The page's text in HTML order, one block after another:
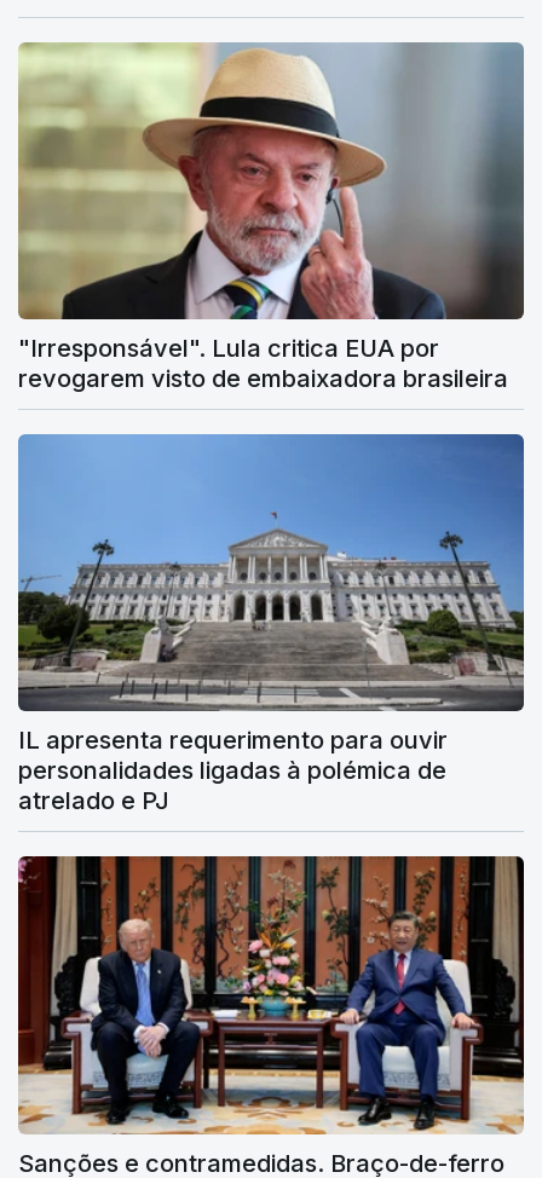
"Irresponsável". Lula critica EUA por
revogarem visto de embaixadora brasileira
IL apresenta requerimento para ouvir
personalidades ligadas à polémica de
atrelado e PJ
Sanções e contramedidas. Braço-de-ferro